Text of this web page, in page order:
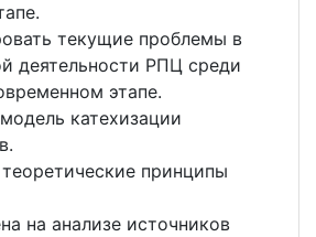
текущие проблемы в
деятельности РПЦ среди
этапе.
катехизации
принципы
на анализе источников